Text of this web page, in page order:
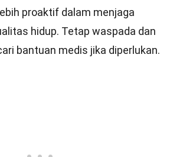
proaktif dalam menjaga
hidup. Tetap waspada dan
bantuan medis jika diperlukan.